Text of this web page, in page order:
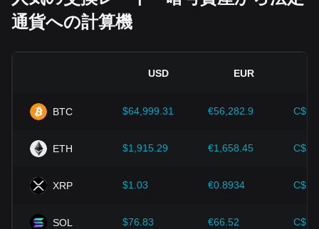
ETHをGBPに換算するにはどうすればよいですか？
変動を考慮しないと、0.5 ETHは約1,000ポンドに相当しま
現在のETHからGBPへのレートはどこで確認できま
最新のETHからGBPへのレートは、信頼できる暗号資産価格
きます。暗号資産の価格は常に変動しているため、取引の直
前にレートを確認してください。
ETHからGBPへのレートはなぜ頻繁に変動するので
上昇させる可能性があります。逆に、曖昧な規制政策や厳し
すぎる規制政策は、暗号資産の発展を妨げ、その価値を下落
定通貨が発行されている国のマクロ経済要因は、‌法定通貨の
レートに間接的に影響を与えます。例えば、高いインフレ率
は法定通貨に対する市場の信頼を低下させ、その結果、ヘッ
が高まり、価格が上昇する可能性があります。
そして拡張ソリューションやセキュリティの強化など、暗号
のような暗号資産の価値向上を強力に支えてきました。
通貨への計算機
USD EUR
BTC $64,999.31 €56,282.9
ETH $1,915.29 €1,658.45
XRP $1.03 €0.8934
SOL $76.83 €66.52